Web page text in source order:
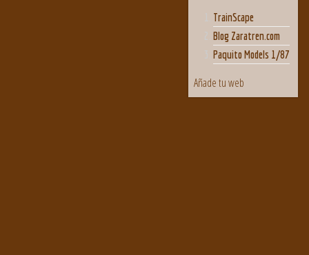
TrainScape
Blog Zaratren.com
Paquito Models 1/87
Añade tu web